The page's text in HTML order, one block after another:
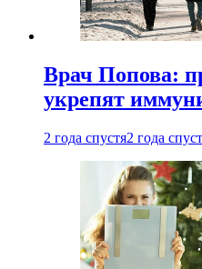
Врач Попова:
укрепят
2 года спустя2 года